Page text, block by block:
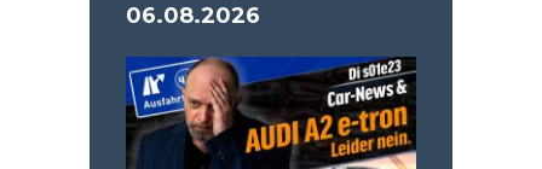
06.08.2026